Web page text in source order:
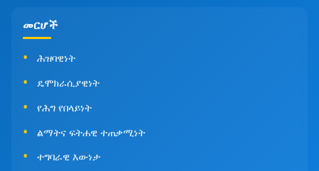
መርሆች
ሕዝባዊነት
ዴሞክራሲያዊነት
የሕግ የበላይነት
ልማትና ፍትሐዊ ተጠቃሚነት
ተግባራዊ እውነታ